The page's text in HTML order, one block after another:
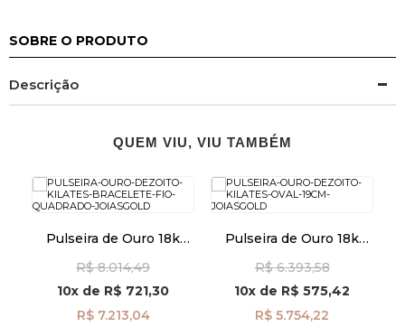
SOBRE O PRODUTO
Descrição
QUEM VIU, VIU TAMBÉM
Pulseira de Ouro 18k
pu07357
R$ 8.014,49
10x de R$ 721,30
R$ 7.213,04
Pulseira de Ouro 18k
pu08385
R$ 6.393,58
10x de R$ 575,42
R$ 5.754,22